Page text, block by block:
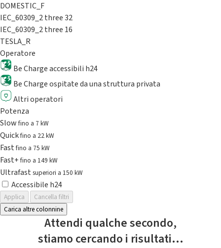
DOMESTIC_F
IEC_60309_2 three 32
IEC_60309_2 three 16
TESLA_R
Operatore
Be Charge accessibili h24
Be Charge ospitate da una struttura privata
Altri operatori
Potenza
Slowfino a 7 kW
Quickfino a 22 kW
Fastfino a 75 kW
Fast+fino a 149 kW
Ultrafast superiori a 150 kW
Accessibile h24
Applica
Cancella filtri
Carica altre colonnine
Attendi qualche secondo,
stiamo cercando i risultati...